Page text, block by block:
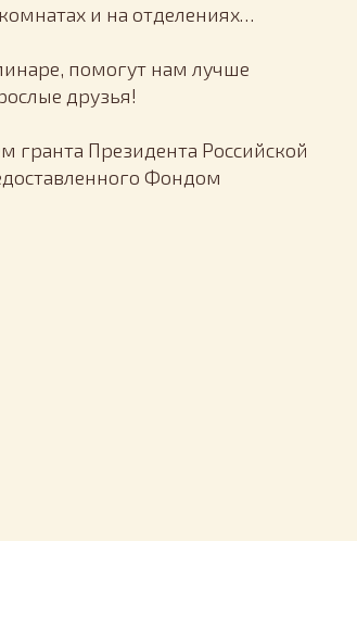
и на отделениях…
помогут нам лучше
друзья!
гранта Президента Российской
Фондом